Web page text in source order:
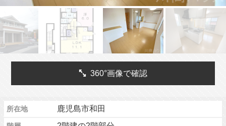
360°画像で確認
所在地 鹿児島市和田